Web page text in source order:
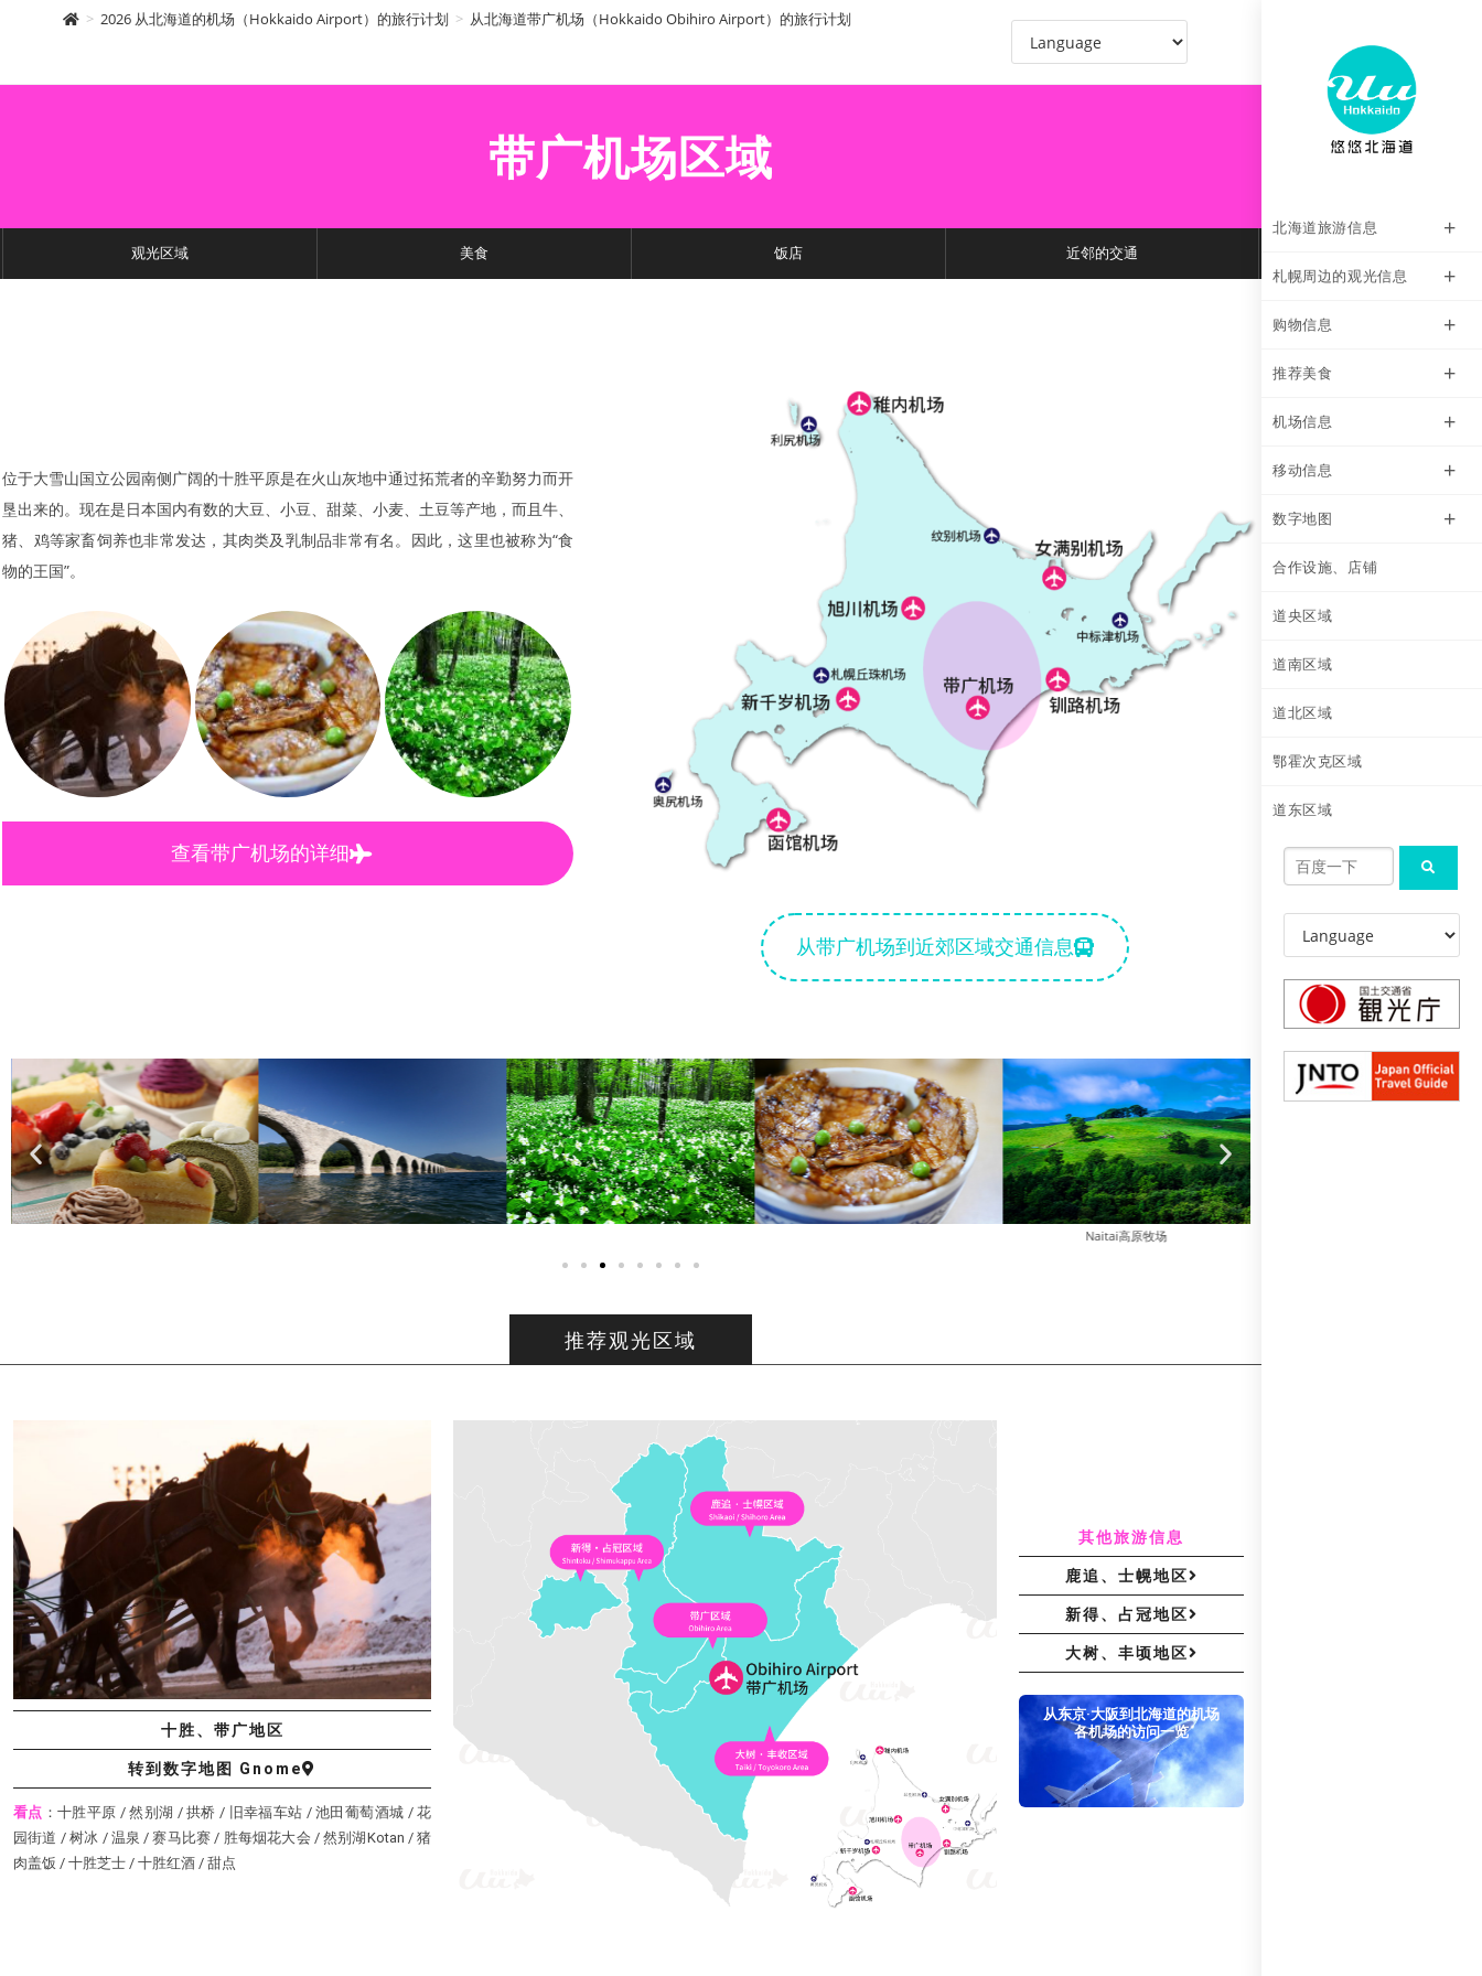
北海道旅游信息
札幌周边的观光信息
购物信息
推荐美食
机场信息
移动信息
数字地图
合作设施、店铺
道央区域
道南区域
道北区域
鄂霍次克区域
道东区域
> 2026 从北海道的机场（Hokkaido Airport）的旅行计划 > 从北海道带广机场（Hokkaido Obihiro Airport）的旅行计划
带广机场区域
观光区域 美食 饭店 近邻的交通
位于大雪山国立公园南侧广阔的十胜平原是在火山灰地中通过拓荒者的辛勤努力而开
垦出来的。现在是日本国内有数的大豆、小豆、甜菜、小麦、土豆等产地，而且牛、
猪、鸡等家畜饲养也非常发达，其肉类及乳制品非常有名。因此，这里也被称为“食
物的王国”。
查看带广机场的详细
从带广机场到近郊区域交通信息
Naitai高原牧场
推荐观光区域
十胜、带广地区
转到数字地图 Gnome
看点 ：十胜平原 / 然别湖 / 拱桥 / 旧幸福车站 / 池田葡萄酒城 / 花
园街道 / 树冰 / 温泉 / 赛马比赛 / 胜每烟花大会 / 然别湖Kotan / 猪
肉盖饭 / 十胜芝士 / 十胜红酒 / 甜点
其他旅游信息
鹿追、士幌地区
新得、占冠地区
大树、丰顷地区
从东京·大阪到北海道的机场
各机场的访问一览